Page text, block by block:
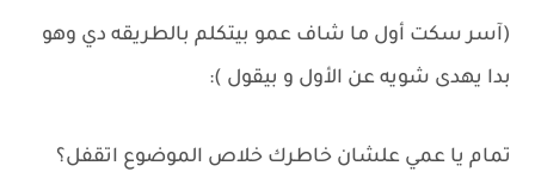
(آسر سكت أول ما شاف عمو بيتكلم بالطريقه دي وهو
بدا يهدى شويه عن الأول و بيقول ):
تمام يا عمي علشان خاطرك خلاص الموضوع اتقفل؟